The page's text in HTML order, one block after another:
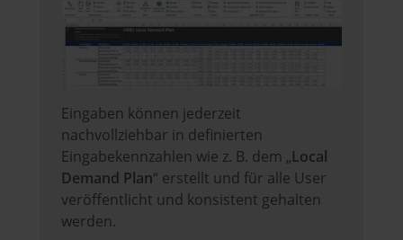
Eingaben können jederzeit
nachvollziehbar in definierten
Eingabekennzahlen wie z. B. dem „Local
Demand Plan“ erstellt und für alle User
veröffentlicht und konsistent gehalten
werden.